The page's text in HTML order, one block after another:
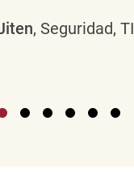
, Seguridad, TI